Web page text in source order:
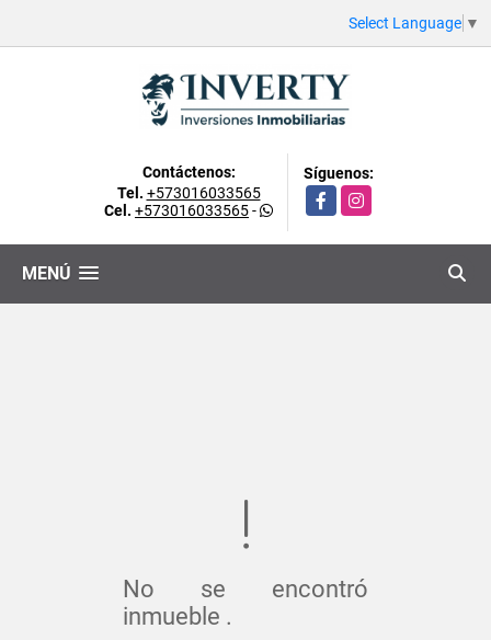
Select Language ▼
Contáctenos:
Tel. +573016033565
Cel. +573016033565-
Síguenos:
FacebookInstagram
MENÚ
No se encontró
inmueble .